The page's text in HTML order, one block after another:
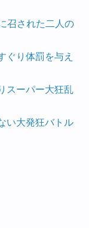
召された二人の
ぐり体罰を与え
スーパー大狂乱
い大発狂バトル